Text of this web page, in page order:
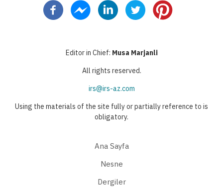
kullanılan
Editor in Chief: Musa Marjanli
All rights reserved.
irs@irs-az.com
Using the materials of the site fully or partially reference to is
obligatory.
Ana Sayfa
Nesne
Dergiler